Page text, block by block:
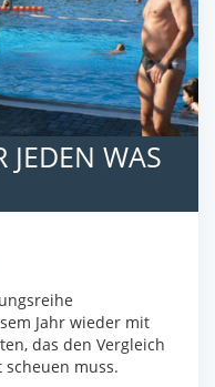
JEDEN WAS
Jahr wieder mit
das den Vergleich
muss.